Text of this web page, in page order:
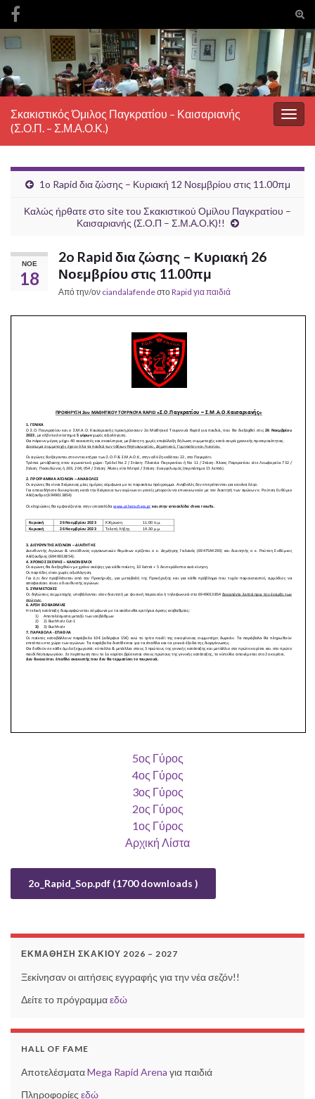
Search for:
Σκακιστικός Όμιλος Παγκρατίου – Καισαριανής
(Σ.Ο.Π. – Σ.Μ.Α.Ο.Κ.)
1o Rapid δια ζώσης – Κυριακή 12 Νοεμβρίου στις 11.00πμ
Καλώς ήρθατε στο site του Σκακιστικού Ομίλου Παγκρατίου –
Καισαριανής (Σ.Ο.Π – Σ.Μ.Α.Ο.Κ)!!
ΝΟΈ
18
2o Rapid δια ζώσης – Κυριακή 26
Νοεμβρίου στις 11.00πμ
Από την/ον ciandalafendeστοRapid για παιδιά
5ος Γύρος
4ος Γύρος
3ος Γύρος
2ος Γύρος
1ος Γύρος
Αρχική Λίστα
2o_Rapid_Sop.pdf (1700 downloads )
ΕΚΜΆΘΗΣΗ ΣΚΑΚΙΟΎ 2026 – 2027
Ξεκίνησαν οι αιτήσεις εγγραφής για την νέα σεζόν!!
Δείτε το πρόγραμμαεδώ
HALL OF FAME
ΑποτελέσματαMega Rapid Arena για παιδιά
Πληροφορίες εδώ